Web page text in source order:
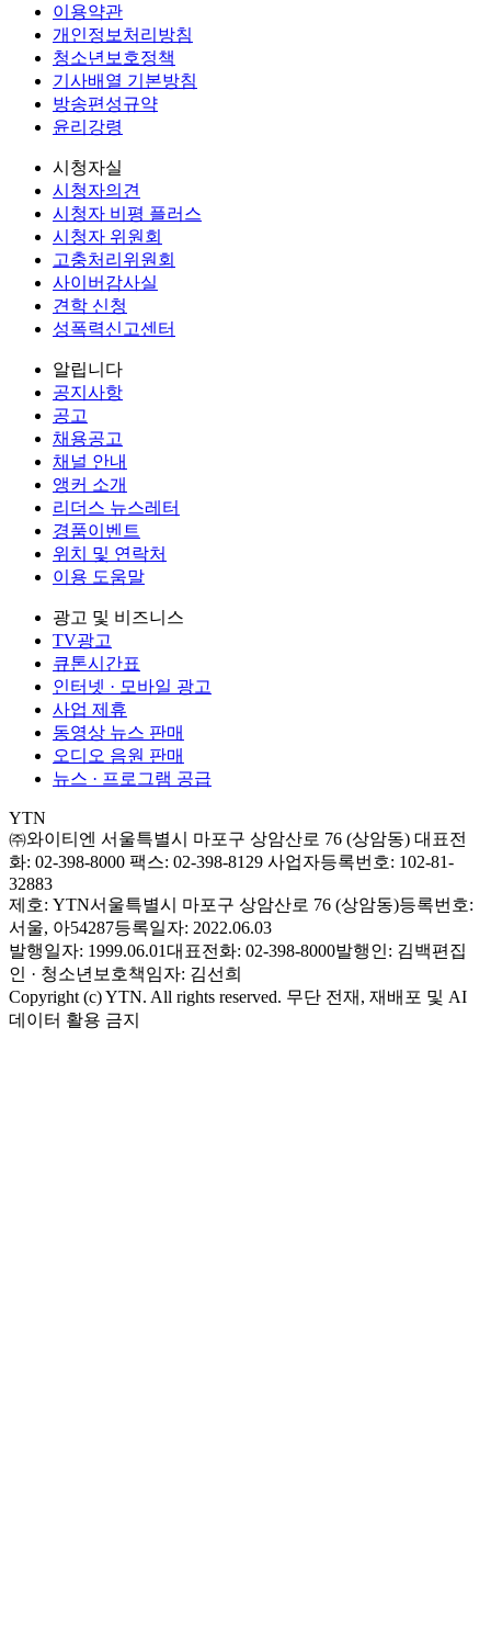
이용약관
개인정보처리방침
청소년보호정책
기사배열 기본방침
방송편성규약
윤리강령
시청자실
시청자의견
시청자 비평 플러스
시청자 위원회
고충처리위원회
사이버감사실
견학 신청
성폭력신고센터
알립니다
공지사항
공고
채용공고
채널 안내
앵커 소개
리더스 뉴스레터
경품이벤트
위치 및 연락처
이용 도움말
광고 및 비즈니스
TV광고
큐톤시간표
인터넷 · 모바일 광고
사업 제휴
동영상 뉴스 판매
오디오 음원 판매
뉴스 · 프로그램 공급
YTN
㈜와이티엔 서울특별시 마포구 상암산로 76 (상암동) 대표전
화: 02-398-8000 팩스: 02-398-8129 사업자등록번호: 102-81-
32883
제호: YTN서울특별시 마포구 상암산로 76 (상암동)등록번호:
서울, 아54287등록일자: 2022.06.03
발행일자: 1999.06.01대표전화: 02-398-8000발행인: 김백편집
인 · 청소년보호책임자: 김선희
Copyright (c) YTN. All rights reserved. 무단 전재, 재배포 및 AI
데이터 활용 금지